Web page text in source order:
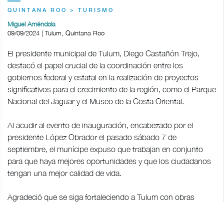
QUINTANA ROO > TURISMO
Miguel Améndola
09/09/2024 | Tulum, Quintana Roo
El presidente municipal de Tulum, Diego Castañón Trejo,
destacó el papel crucial de la coordinación entre los
gobiernos federal y estatal en la realización de proyectos
significativos para el crecimiento de la región, como el Parque
Nacional del Jaguar y el Museo de la Costa Oriental.
Al acudir al evento de inauguración, encabezado por el
presidente López Obrador el pasado sábado 7 de
septiembre, el munícipe expuso que trabajan en conjunto
para que haya mejores oportunidades y que los ciudadanos
tengan una mejor calidad de vida.
Agradeció que se siga fortaleciendo a Tulum con obras